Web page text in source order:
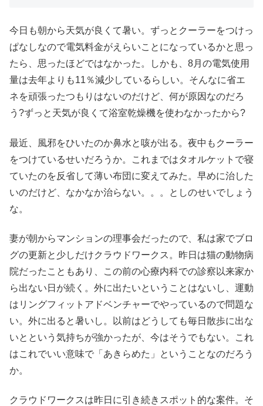
今日も朝から天気が良くて暑い。ずっとクーラーをつけっ
ぱなしなので電気料金がえらいことになっているかと思っ
たら、思ったほどではなかった。しかも、8月の電気使用
量は去年よりも11％減少しているらしい。そんなに省エ
ネを頑張ったつもりはないのだけど、何が原因なのだろ
う?ずっと天気が良くて浴室乾燥機を使わなかったから?
最近、風邪をひいたのか鼻水と咳が出る。夜中もクーラー
をつけているせいだろうか。これまではタオルケットで寝
ていたのを反省して薄い布団に変えてみた。早めに治した
いのだけど、なかなか治らない。。。としのせいでしょう
な。
妻が朝からマンションの理事会だったので、私は家でブロ
グの更新と少しだけクラウドワークス。昨日は猫の動物病
院だったこともあり、この前の心療内科での診察以来家か
ら出ない日が続く。外に出たいということはないし、運動
はリングフィットアドベンチャーでやっているので問題な
い。外に出ると暑いし。以前はどうしても毎日散歩に出な
いとという気持ちが強かったが、今はそうでもない。これ
はこれでいい意味で「あきらめた」ということなのだろう
か。
クラウドワークスは昨日に引き続きスポット的な案件。そ